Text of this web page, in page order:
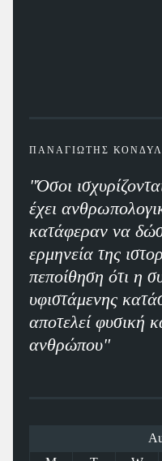
ΠΑΝΑΓΙΩΤΗΣ
"Όσοι
έχει
κατάφεραν να
ερμηνεία της
πεποίθηση ότι η
υφιστάμενης
αποτελεί φυσική
ανθρώπου"